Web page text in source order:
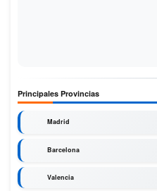
Principales Provincias
Madrid
Barcelona
Valencia